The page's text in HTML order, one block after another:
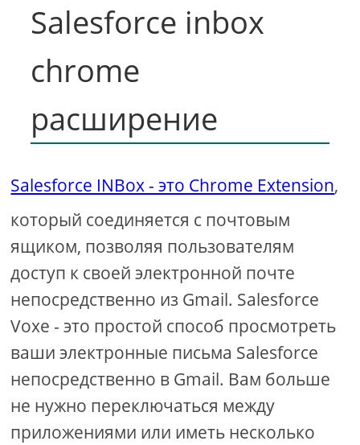
Salesforce inbox
chrome
расширение
Salesforce INBox - это Chrome Extension,
который соединяется с почтовым
ящиком, позволяя пользователям
доступ к своей электронной почте
непосредственно из Gmail. Salesforce
Voxe - это простой способ просмотреть
ваши электронные письма Salesforce
непосредственно в Gmail. Вам больше
не нужно переключаться между
приложениями или иметь несколько